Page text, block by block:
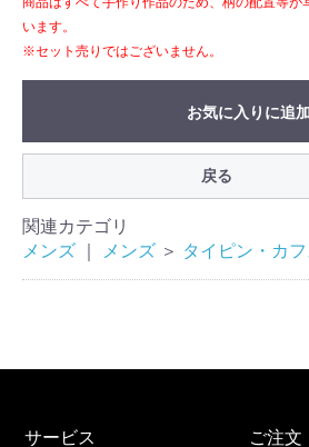
います。
※セット売りではございません。
お気に入りに追加
戻る
関連カテゴリ
メンズ
メンズ ＞ タイピン・カフ
サービス ご注文